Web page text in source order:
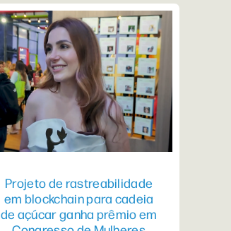
Projeto de rastreabilidade
em blockchain para cadeia
de açúcar ganha prêmio em